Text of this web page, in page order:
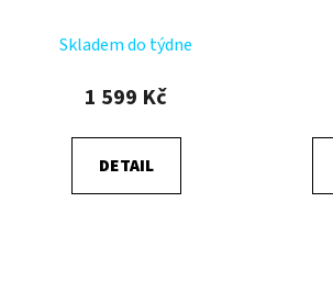
Skladem do týdne
1 599 Kč
DETAIL